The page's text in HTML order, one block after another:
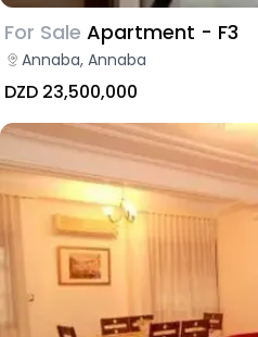
For Sale Apartment - F3
Annaba, Annaba
DZD 23,500,000